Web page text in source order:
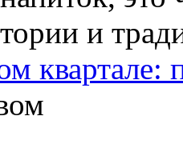
квартале: